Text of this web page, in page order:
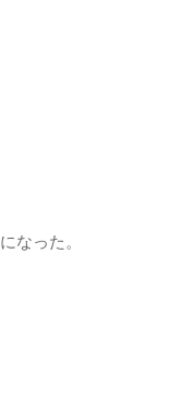
なった。